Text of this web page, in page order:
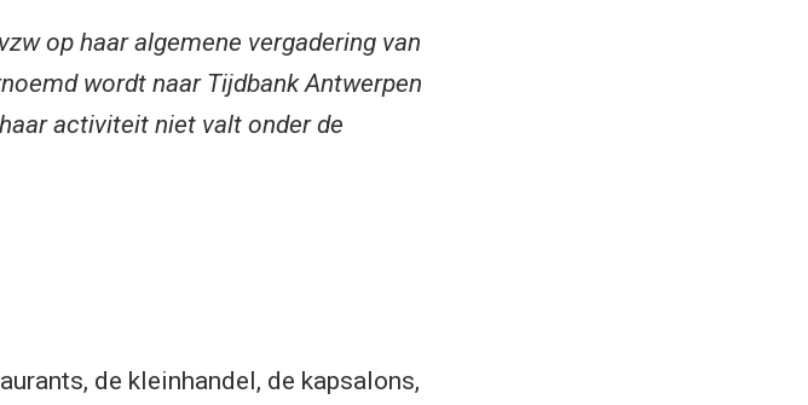
op haar algemene vergadering van
wordt naar Tijdbank Antwerpen
activiteit niet valt onder de
de kleinhandel, de kapsalons,